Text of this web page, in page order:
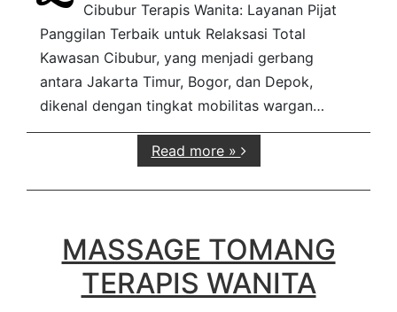
Cibubur Terapis Wanita: Layanan Pijat
Panggilan Terbaik untuk Relaksasi Total
Kawasan Cibubur, yang menjadi gerbang
antara Jakarta Timur, Bogor, dan Depok,
dikenal dengan tingkat mobilitas wargan…
Read more »
MASSAGE TOMANG
TERAPIS WANITA